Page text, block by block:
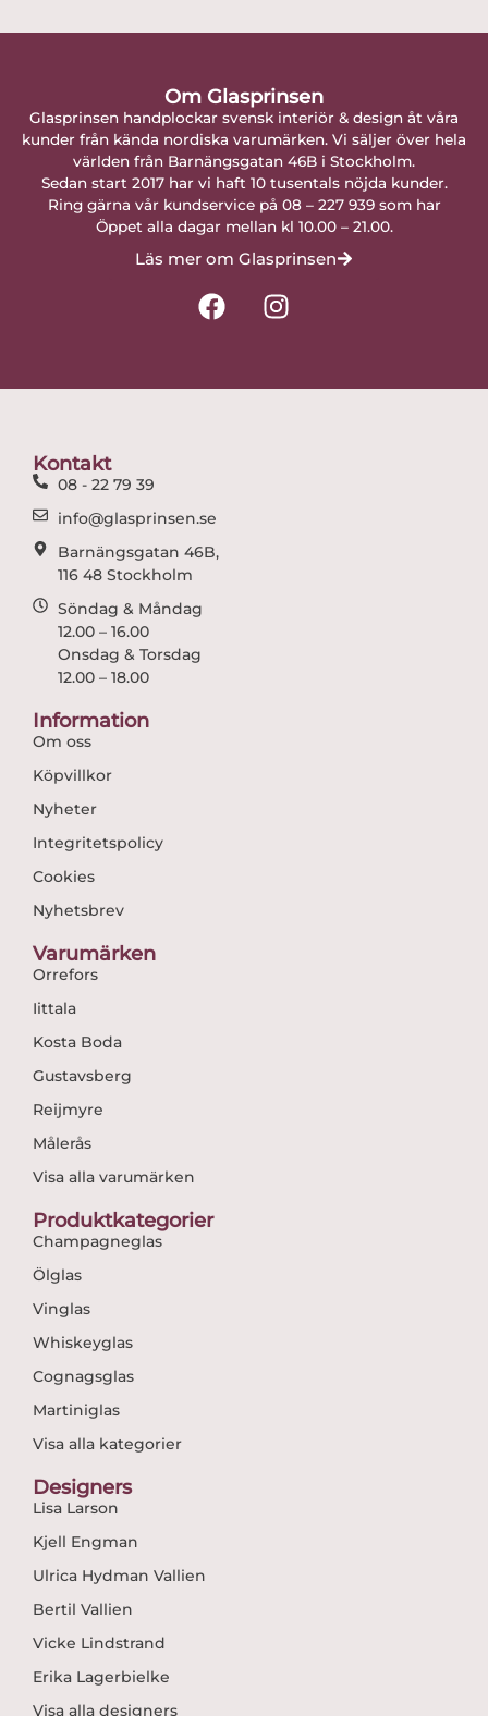
Om Glasprinsen
Glasprinsen handplockar svensk interiör & design åt våra
kunder från kända nordiska varumärken. Vi säljer över hela
världen från Barnängsgatan 46B i Stockholm.
Sedan start 2017 har vi haft 10 tusentals nöjda kunder.
Ring gärna vår kundservice på 08 – 227 939 som har
Öppet alla dagar mellan kl 10.00 – 21.00.
Läs mer om Glasprinsen
F
a
I
n
Kontakt
08 - 22 79 39
info@glasprinsen.se
Barnängsgatan 46B,
116 48 Stockholm
Söndag & Måndag
12.00 – 16.00
Onsdag & Torsdag
12.00 – 18.00
Information
Om oss
Köpvillkor
Nyheter
Integritetspolicy
Cookies
Nyhetsbrev
Varumärken
Orrefors
Iittala
Kosta Boda
Gustavsberg
Reijmyre
Målerås
Visa alla varumärken
Produktkategorier
Champagneglas
Ölglas
Vinglas
Whiskeyglas
Cognagsglas
Martiniglas
Visa alla kategorier
Designers
Lisa Larson
Kjell Engman
Ulrica Hydman Vallien
Bertil Vallien
Vicke Lindstrand
Erika Lagerbielke
Visa alla designers